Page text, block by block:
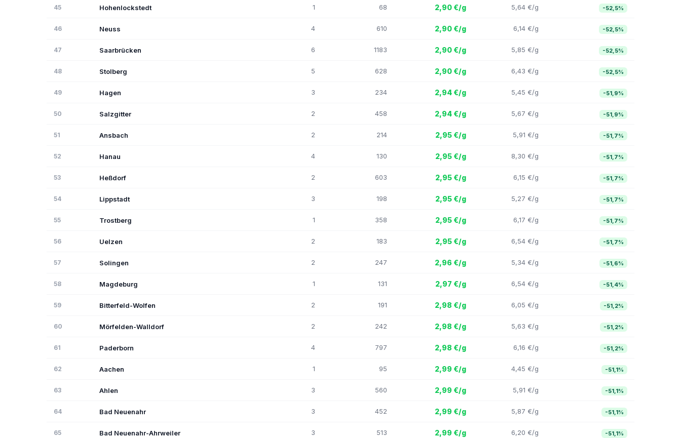
45 Hohenlockstedt 1 68 2,90 €/g 5,64 €/g -52,5%
46 Neuss 4 610 2,90 €/g 6,14 €/g -52,5%
47 Saarbrücken 6 1183 2,90 €/g 5,85 €/g -52,5%
48 Stolberg 5 628 2,90 €/g 6,43 €/g -52,5%
49 Hagen 3 234 2,94 €/g 5,45 €/g -51,9%
50 Salzgitter 2 458 2,94 €/g 5,67 €/g -51,9%
51 Ansbach 2 214 2,95 €/g 5,91 €/g -51,7%
52 Hanau 4 130 2,95 €/g 8,30 €/g -51,7%
53 Heßdorf 2 603 2,95 €/g 6,15 €/g -51,7%
54 Lippstadt 3 198 2,95 €/g 5,27 €/g -51,7%
55 Trostberg 1 358 2,95 €/g 6,17 €/g -51,7%
56 Uelzen 2 183 2,95 €/g 6,54 €/g -51,7%
57 Solingen 2 247 2,96 €/g 5,34 €/g -51,6%
58 Magdeburg 1 131 2,97 €/g 6,54 €/g -51,4%
59 Bitterfeld-Wolfen 2 191 2,98 €/g 6,05 €/g -51,2%
60 Mörfelden-Walldorf 2 242 2,98 €/g 5,63 €/g -51,2%
61 Paderborn 4 797 2,98 €/g 6,16 €/g -51,2%
62 Aachen 1 95 2,99 €/g 4,45 €/g -51,1%
63 Ahlen 3 560 2,99 €/g 5,91 €/g -51,1%
64 Bad Neuenahr 3 452 2,99 €/g 5,87 €/g -51,1%
65 Bad Neuenahr-Ahrweiler 3 513 2,99 €/g 6,20 €/g -51,1%